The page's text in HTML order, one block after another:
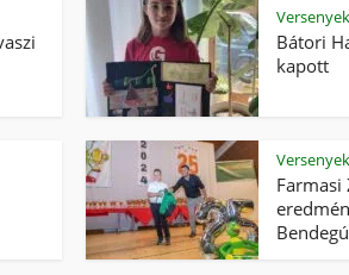
Versenyek
Bátori
kapott
Versenyek
Farmasi